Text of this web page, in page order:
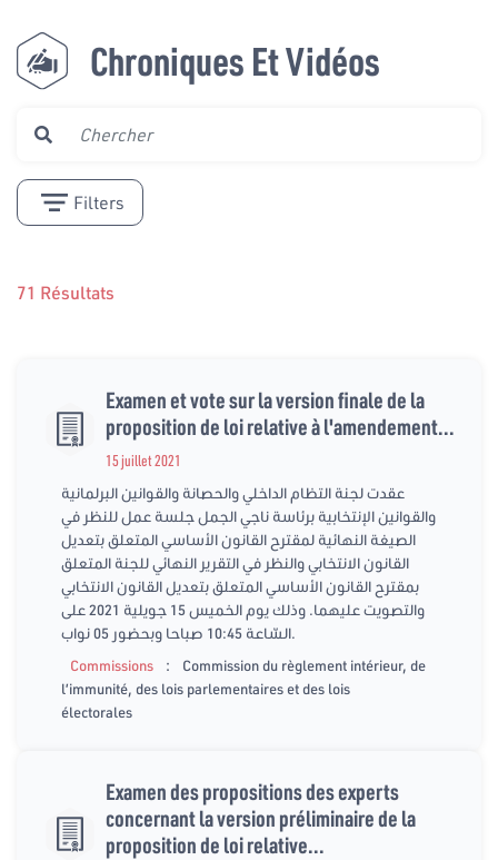
Chroniques Et Vidéos
Filters
71 Résultats
Examen et vote sur la version finale de la
proposition de loi relative à l'amendement...
15 juillet 2021
عقدت لجنة التظام الداخلي والحصانة والقوانين البرلمانية
والقوانين الإنتخابية برئاسة ناجي الجمل جلسة عمل للنظر في
الصيغة النهائية لمقترح القانون الأساسي المتعلق بتعديل
القانون الانتخابي والنظر في التقرير النهائي للجنة المتعلق
بمقترح القانون الأساسي المتعلق بتعديل القانون الانتخابي
والتصويت عليهما. وذلك يوم الخميس 15 جويلية 2021 على
السّاعة 10:45 صباحا وبحضور 05 نواب.
Commissions
:
Commission du règlement intérieur, de
l’immunité, des lois parlementaires et des lois
électorales
Examen des propositions des experts
concernant la version préliminaire de la
proposition de loi relative...